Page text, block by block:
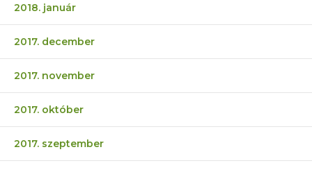
2018. január
2017. december
2017. november
2017. október
2017. szeptember